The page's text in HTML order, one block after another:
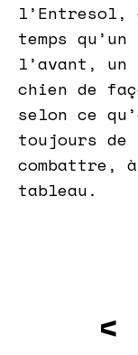
l’Entresol,
temps
l’avant, un
chien de
selon ce
toujours de
combattre,
tableau.
<